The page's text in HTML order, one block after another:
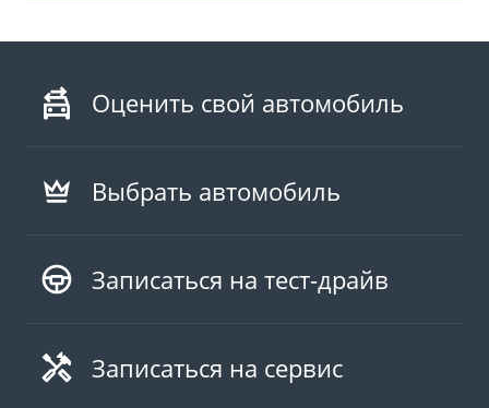
Оценить свой автомобиль
Выбрать автомобиль
Записаться на тест-драйв
Записаться на сервис